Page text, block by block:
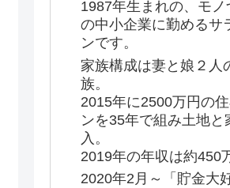
1987年生まれの、モ
の中小企業に勤めるサ
ンです。
家族構成は妻と娘２人
族。
2015年に2500万円の
ンを35年で組み土地と
入。
2019年の年収は約450
2020年2月～「貯金大